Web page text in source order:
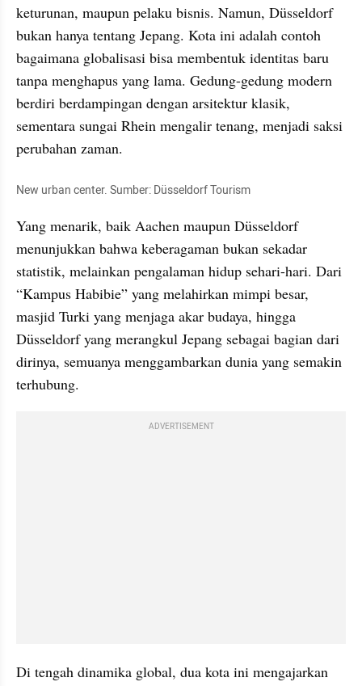
keturunan, maupun pelaku bisnis. Namun, Düsseldorf
bukan hanya tentang Jepang. Kota ini adalah contoh
bagaimana globalisasi bisa membentuk identitas baru
tanpa menghapus yang lama. Gedung-gedung modern
berdiri berdampingan dengan arsitektur klasik,
sementara sungai Rhein mengalir tenang, menjadi saksi
perubahan zaman.
New urban center. Sumber: Düsseldorf Tourism
Yang menarik, baik Aachen maupun Düsseldorf
menunjukkan bahwa keberagaman bukan sekadar
statistik, melainkan pengalaman hidup sehari-hari. Dari
“Kampus Habibie” yang melahirkan mimpi besar,
masjid Turki yang menjaga akar budaya, hingga
Düsseldorf yang merangkul Jepang sebagai bagian dari
dirinya, semuanya menggambarkan dunia yang semakin
terhubung.
ADVERTISEMENT
Di tengah dinamika global, dua kota ini mengajarkan